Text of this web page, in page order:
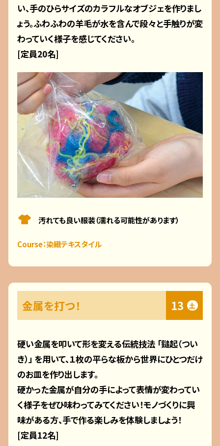
い、手のひらサイズのカラフルなオブジェを作りまし
ょう。ふわふわの羊毛が水を含んで段々と手触りが変
わっていく様子を感じてください。
[定員20名]
汚れても良い服装（濡れる可能性があります）
Course：染織テキスタイル
金属を打つ！ 13 土
硬い金属を叩いて形を変える伝統技法 「鎚起（つい
き）」 を用いて、１枚の平らな板から世界にひとつだけ
のお皿を作り出します。
硬かった金属が自分の手によって表情が変わってい
く様子をぜひ味わってみてください！モノづくりに興
味がある方、手で作る楽しみを体験しましょう！
[定員12名]